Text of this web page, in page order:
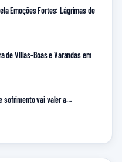
Emoções Fortes: Lágrimas de
de Villas-Boas e Varandas em
sofrimento vai valer a…